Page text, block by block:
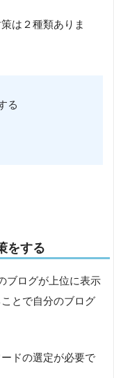
は２種類ありま
る
をする
ブログが上位に表示
とで自分のブログ
ドの選定が必要で